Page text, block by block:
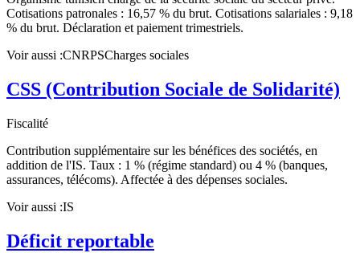
Cotisations patronales : 16,57 % du brut. Cotisations salariales : 9,18
% du brut. Déclaration et paiement trimestriels.
Voir aussi :CNRPSCharges sociales
CSS (Contribution Sociale de Solidarité)
Fiscalité
Contribution supplémentaire sur les bénéfices des sociétés, en
addition de l'IS. Taux : 1 % (régime standard) ou 4 % (banques,
assurances, télécoms). Affectée à des dépenses sociales.
Voir aussi :IS
Déficit reportable